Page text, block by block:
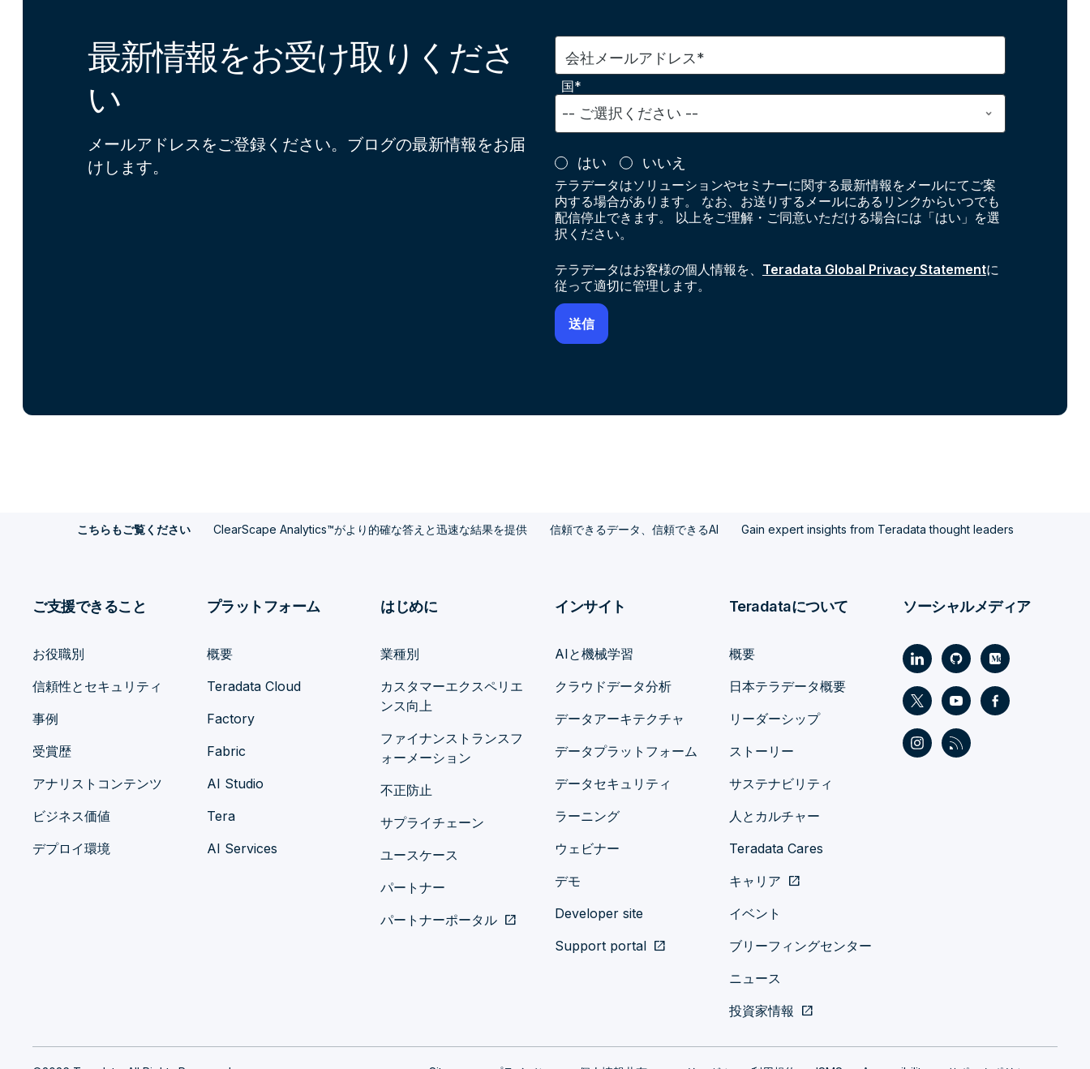
最新情報をお受け取りくださ
い
メールアドレスをご登録ください。ブログの最新情報をお届
けします。
会社メールアドレス*
国*
はい いいえ
テラデータはソリューションやセミナーに関する最新情報をメールにてご案
内する場合があります。 なお、お送りするメールにあるリンクからいつでも
配信停止できます。 以上をご理解・ご同意いただける場合には「はい」を選
択ください。
テラデータはお客様の個人情報を、 Teradata Global Privacy Statementに
従って適切に管理します。
こちらもご覧ください ClearScape Analytics™がより的確な答えと迅速な結果を提供 信頼できるデータ、信頼できるAI Gain expert insights from Teradata thought leaders
ご支援できること
お役職別
信頼性とセキュリティ
事例
受賞歴
アナリストコンテンツ
ビジネス価値
デプロイ環境
プラットフォーム
概要
Teradata Cloud
Factory
Fabric
AI Studio
Tera
AI Services
はじめに
業種別
カスタマーエクスペリエ
ンス向上
ファイナンストランスフ
ォーメーション
不正防止
サプライチェーン
ユースケース
パートナー
パートナーポータル open_in_new
インサイト
AIと機械学習
クラウドデータ分析
データアーキテクチャ
データプラットフォーム
データセキュリティ
ラーニング
ウェビナー
デモ
Developer site
Support portal open_in_new
Teradataについて
概要
日本テラデータ概要
リーダーシップ
ストーリー
サステナビリティ
人とカルチャー
Teradata Cares
キャリア open_in_new
イベント
ブリーフィングセンター
ニュース
投資家情報 open_in_new
ソーシャルメディア